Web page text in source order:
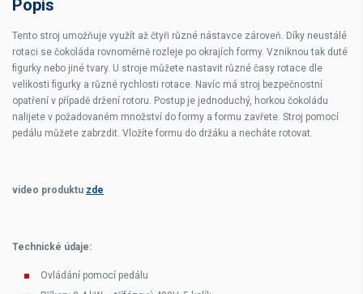
Popis
Tento stroj umožňuje využít až čtyři různé nástavce zároveň. Díky neustálé
rotaci se čokoláda rovnoměrně rozleje po okrajích formy. Vzniknou tak duté
figurky nebo jiné tvary. U stroje můžete nastavit různé časy rotace dle
velikosti figurky a různé rychlosti rotace. Navíc má stroj bezpečnostní
opatření v případě držení rotoru. Postup je jednoduchý, horkou čokoládu
nalijete v požadovaném množství do formy a formu zavřete. Stroj pomocí
pedálu můžete zabrzdit. Vložíte formu do držáku a necháte rotovat.
video produktu zde
Technické údaje:
Ovládání pomocí pedálu